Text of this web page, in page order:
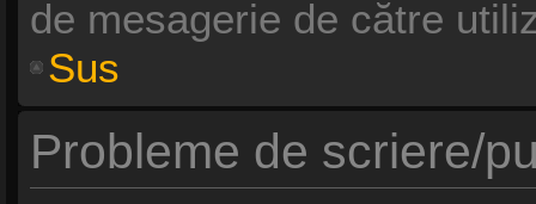
de mesagerie de către
Sus
Probleme de scriere/